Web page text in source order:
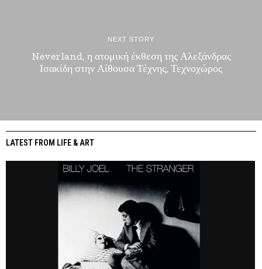
NEXT STORY
Neverland, η ατομική έκθεση της Αλεξάνδρας
Ισακίδη στην Αίθουσα Τέχνης, Τεχνοχώρος
LATEST FROM LIFE & ART